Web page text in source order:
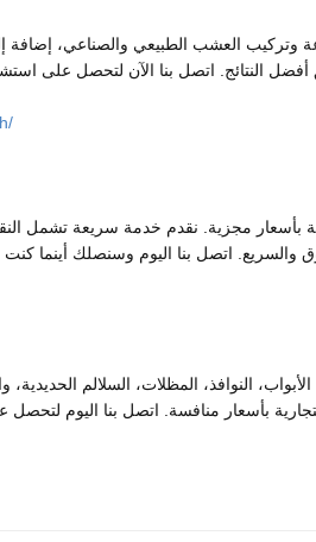
العشب الطبيعي والصناعي، إضافة
النتائج. اتصل بنا الآن لتحصل على
بأسعار مجزية. نقدم خدمة سريعة تشمل
النوافذ، المظلات، السلالم الحديدية،
بأسعار منافسة. اتصل بنا اليوم